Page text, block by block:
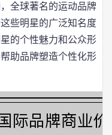
全球著名的运动品牌
些明星的广泛知名度
的个性魅力和公众形
助品牌塑造个性化形